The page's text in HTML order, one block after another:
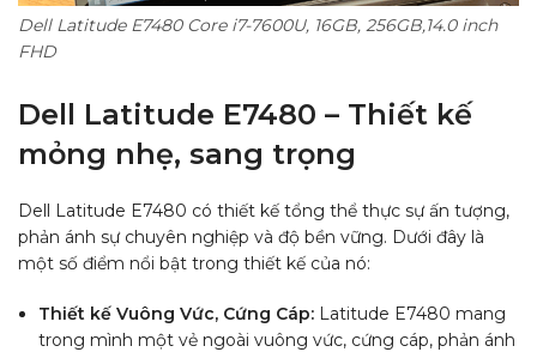
Dell Latitude E7480 Core i7-7600U, 16GB, 256GB,14.0 inch
FHD
Dell Latitude E7480 – Thiết kế
mỏng nhẹ, sang trọng
Dell Latitude E7480 có thiết kế tổng thể thực sự ấn tượng,
phản ánh sự chuyên nghiệp và độ bền vững. Dưới đây là
một số điểm nổi bật trong thiết kế của nó:
Thiết kế Vuông Vức, Cứng Cáp: Latitude E7480 mang
trong mình một vẻ ngoài vuông vức, cứng cáp, phản ánh